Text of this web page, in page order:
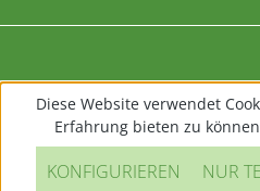
Diese Website verwendet
Erfahrung bieten zu
NUR
KONFIGURIEREN